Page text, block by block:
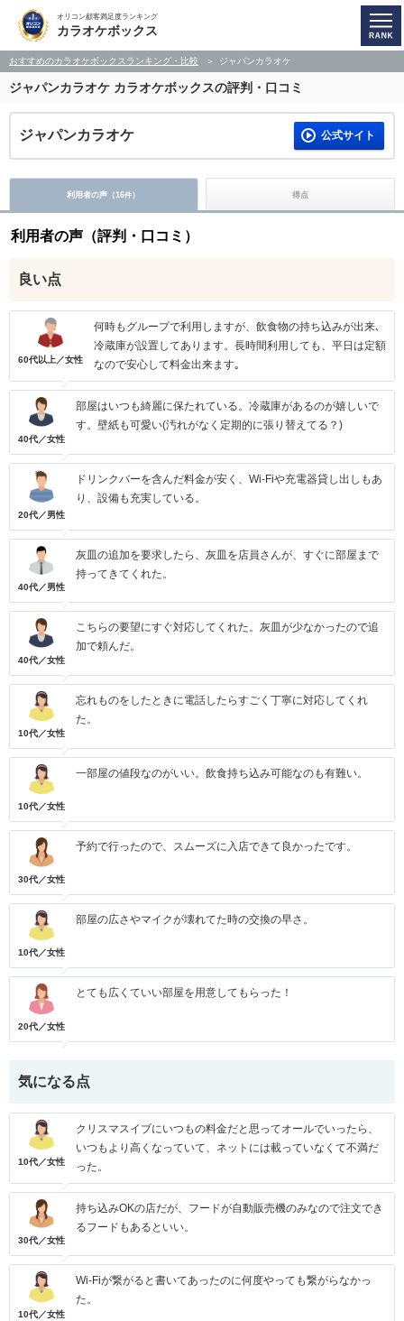
オリコン顧客満足度ランキング
カラオケボックス
おすすめのカラオケボックスランキング・比較 ジャパンカラオケ
ジャパンカラオケ カラオケボックスの評判・口コミ
ジャパンカラオケ 公式サイト
利用者の声（16件） 得点
利用者の声（評判・口コミ）
良い点
60代以上／女性
何時もグループで利用しますが、飲食物の持ち込みが出来､
冷蔵庫が設置してあります。長時間利用しても、平日は定額
なので安心して料金出来ます｡
40代／女性
部屋はいつも綺麗に保たれている。冷蔵庫があるのが嬉しいで
す。壁紙も可愛い(汚れがなく定期的に張り替えてる？)
20代／男性
ドリンクバーを含んだ料金が安く、Wi-Fiや充電器貸し出しもあ
り、設備も充実している。
40代／男性
灰皿の追加を要求したら、灰皿を店員さんが、すぐに部屋まで
持ってきてくれた。
40代／女性
こちらの要望にすぐ対応してくれた。灰皿が少なかったので追
加で頼んだ。
10代／女性
忘れものをしたときに電話したらすごく丁寧に対応してくれ
た。
10代／女性
一部屋の値段なのがいい。飲食持ち込み可能なのも有難い。
30代／女性
予約で行ったので、スムーズに入店できて良かったです。
10代／女性
部屋の広さやマイクが壊れてた時の交換の早さ。
20代／女性
とても広くていい部屋を用意してもらった！
気になる点
10代／女性
クリスマスイブにいつもの料金だと思ってオールでいったら、
いつもより高くなっていて、ネットには載っていなくて不満だ
った。
30代／女性
持ち込みOKの店だが、フードが自動販売機のみなので注文でき
るフードもあるといい。
10代／女性
Wi-Fiが繋がると書いてあったのに何度やっても繋がらなかっ
た。